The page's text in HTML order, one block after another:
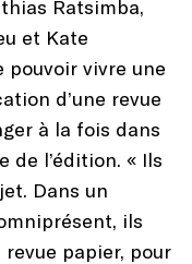
Ratsimba,
et Kate
pouvoir vivre une
d’une revue
à la fois dans
de l’édition. « Ils
Dans un
ils
papier, pour